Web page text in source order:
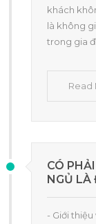
khách
là không
trong gia
Read
CÓ
NGỦ LÀ
- Giới